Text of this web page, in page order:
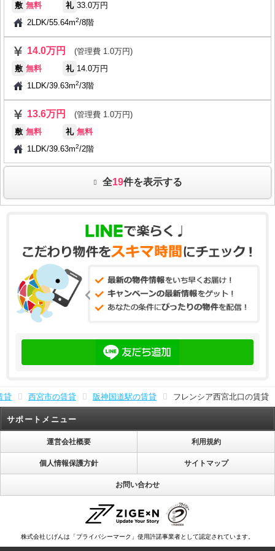
敷 無料 礼 33.0万円
2LDK/55.64m2/8階
14.0万円
(管理費 1.0万円)
敷 無料 礼 14.0万円
1LDK/39.63m2/3階
13.6万円
(管理費 1.0万円)
敷 無料 礼 無料
1LDK/39.63m2/2階
全19件を表示する
貸 西宮市の賃貸 阪神国道駅の賃貸 フレンシア西宮北口の賃貸
サポートメニュー
運営会社概要 利用規約
個人情報保護方針 サイトマップ
お問い合わせ
株式会社じげんは「プライバシーマーク」使用許諾事業者として認定されています。